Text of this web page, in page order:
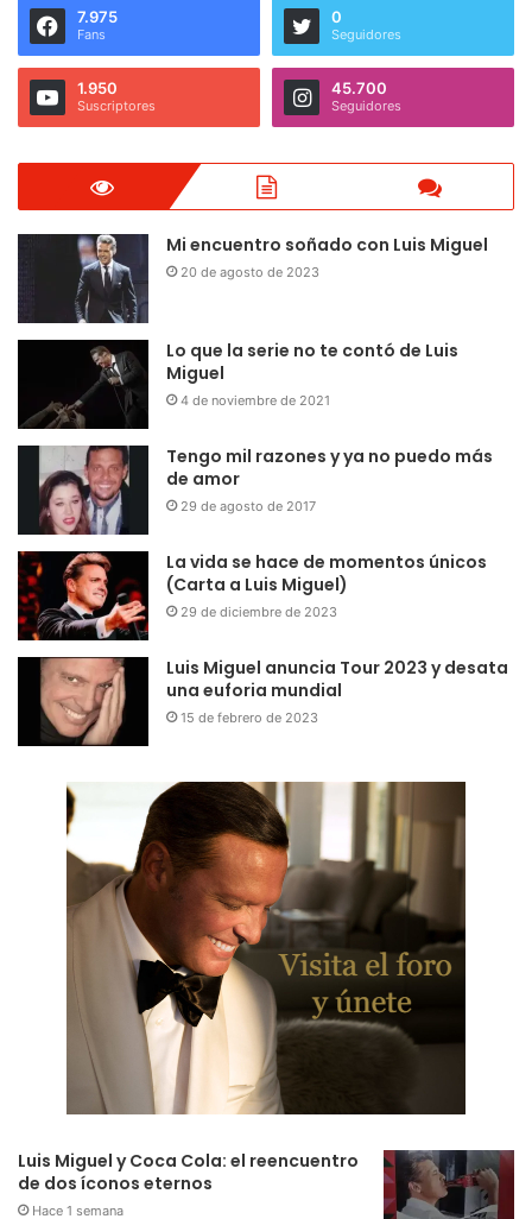
7.975
Fans
0
Seguidores
1.950
Suscriptores
45.700
Seguidores
Mi encuentro soñado con Luis Miguel
20 de agosto de 2023
Lo que la serie no te contó de Luis
Miguel
4 de noviembre de 2021
Tengo mil razones y ya no puedo más
de amor
29 de agosto de 2017
La vida se hace de momentos únicos
(Carta a Luis Miguel)
29 de diciembre de 2023
Luis Miguel anuncia Tour 2023 y desata
una euforia mundial
15 de febrero de 2023
Luis Miguel y Coca Cola: el reencuentro
de dos íconos eternos
Hace 1 semana